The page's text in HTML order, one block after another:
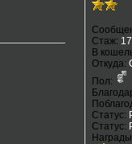
Стаж:
В
Откуда:
Пол:
Статус:
Статус: